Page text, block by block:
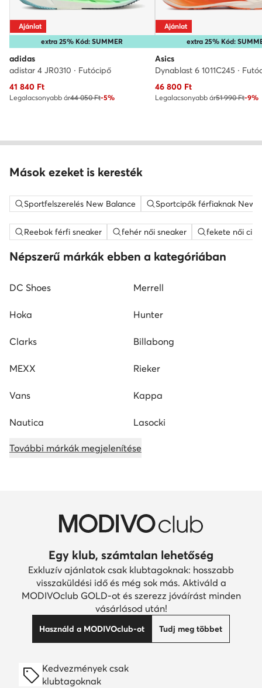
extra 25% Kód: SUMMER
Ajánlat
adidas
adistar 4 JR0310 · Futócipő
Aktuális ár
41 840 Ft
Legalacsonyabb ár44 050 Ft-5%
extra 25% Kód:
Ajánlat
Asics
Dynablast 6 1011C245 ·
Aktuális ár
46 800Ft
Legalacsonyabb ár51 990 Ft-9%
Mások ezeket is keresték
Sportfelszerelés New Balance Sportcipők férfiaknak New
Reebok férfi sneaker fehér női sneaker fekete női cipő
Népszerű márkák ebben a kategóriában
DC Shoes Merrell
Hoka Hunter
Clarks Billabong
MEXX Rieker
Vans Kappa
Nautica Lasocki
További márkák megjelenítése
Egy klub, számtalan lehetőség
Exkluzív ajánlatok csak klubtagoknak: hosszabb
visszaküldési idő és még sok más. Aktiváld a
MODIVOclub GOLD-ot és szerezz jóváírást minden
vásárlásod után!
Használd a MODIVOclub-ot Tudj meg többet
Kedvezmények csak
klubtagoknak